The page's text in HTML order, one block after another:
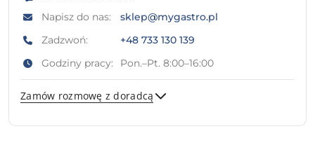
Napisz do nas:
sklep@mygastro.pl
Zadzwoń:
+48 733 130 139
Godziny pracy:
Pon.–Pt. 8:00–16:00
Zamów rozmowę z doradcą